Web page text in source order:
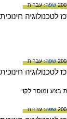
שפה:עברית
שפה:עברית
בצע ומוסר לקוי
שפה:עברית